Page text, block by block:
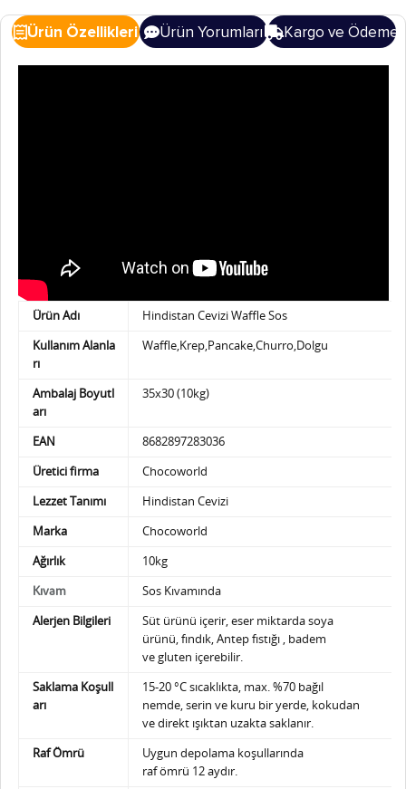
Ürün Özellikleri Ürün Yorumları Kargo ve Ödeme
Ürün Adı
Hindistan Cevizi Waffle Sos
Kullanım Alanla
rı
Waffle,Krep,Pancake,Churro,Dolgu
Ambalaj Boyutl
arı
35x30 (10kg)
EAN
8682897283036
Üretici firma
Chocoworld
Lezzet Tanımı
Hindistan Cevizi
Marka
Chocoworld
Ağırlık
10kg
Kıvam
Sos Kıvamında
Alerjen Bilgileri
Süt ürünü içerir, eser miktarda soya
ürünü, fındık, Antep fıstığı , badem
ve gluten içerebilir.
Saklama Koşull
arı
15-20 °C sıcaklıkta, max. %70 bağıl
nemde, serin ve kuru bir yerde, kokudan
ve direkt ışıktan uzakta saklanır.
Raf Ömrü
Uygun depolama koşullarında
raf ömrü 12 aydır.